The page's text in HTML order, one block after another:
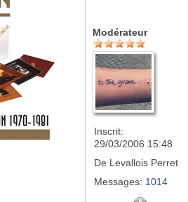
Modérateur
Inscrit:
29/03/2006 15:48
De Levallois Perret
Messages: 1014